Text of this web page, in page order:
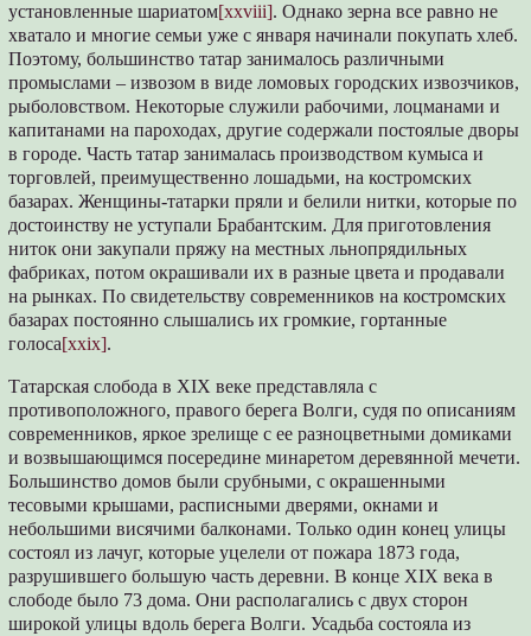
установленные шариатом[xxviii]. Однако зерна все равно не
хватало и многие семьи уже с января начинали покупать хлеб.
Поэтому, большинство татар занималось различными
промыслами – извозом в виде ломовых городских извозчиков,
рыболовством. Некоторые служили рабочими, лоцманами и
капитанами на пароходах, другие содержали постоялые дворы
в городе. Часть татар занималась производством кумыса и
торговлей, преимущественно лошадьми, на костромских
базарах. Женщины-татарки пряли и белили нитки, которые по
достоинству не уступали Брабантским. Для приготовления
ниток они закупали пряжу на местных льнопрядильных
фабриках, потом окрашивали их в разные цвета и продавали
на рынках. По свидетельству современников на костромских
базарах постоянно слышались их громкие, гортанные
голоса[xxix].
Татарская слобода в XIX веке представляла с
противоположного, правого берега Волги, судя по описаниям
современников, яркое зрелище с ее разноцветными домиками
и возвышающимся посередине минаретом деревянной мечети.
Большинство домов были срубными, с окрашенными
тесовыми крышами, расписными дверями, окнами и
небольшими висячими балконами. Только один конец улицы
состоял из лачуг, которые уцелели от пожара 1873 года,
разрушившего большую часть деревни. В конце XIX века в
слободе было 73 дома. Они располагались с двух сторон
широкой улицы вдоль берега Волги. Усадьба состояла из